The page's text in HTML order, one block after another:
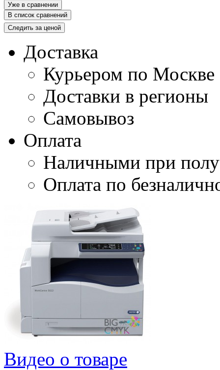
Уже в сравнении
В список сравнений
Следить за ценой
Доставка
Курьером по Москве
Доставки в регионы
Самовывоз
Оплата
Наличными при
Оплата по
Видео о товаре